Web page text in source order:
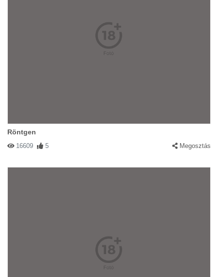
Röntgen
16609 5 Megosztás